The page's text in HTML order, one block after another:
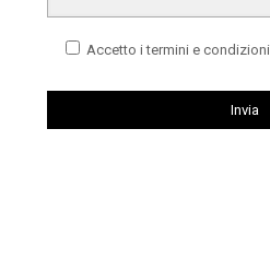
Accetto i termini e condizioni